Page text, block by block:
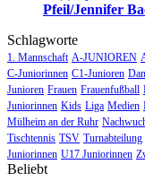
Pfeil/Jennifer
Schlagworte
1. Mannschaft A-JUNIOREN
C-Juniorinnen C1-Junioren
Junioren Frauen Frauenfußball
Juniorinnen Kids Liga Medien
Mülheim an der Ruhr
Tischtennis TSV Turnabteilung
Juniorinnen U17 Juniorinnen
Beliebt